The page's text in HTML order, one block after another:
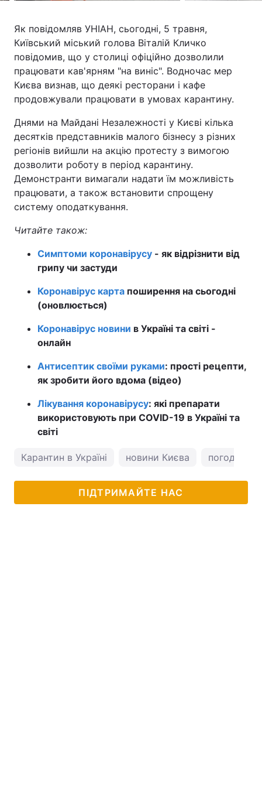
Як повідомляв УНІАН, сьогодні, 5 травня,
Київський міський голова Віталій Кличко
повідомив, що у столиці офіційно дозволили
працювати кав'ярням "на виніс". Водночас мер
Києва визнав, що деякі ресторани і кафе
продовжували працювати в умовах карантину.
Днями на Майдані Незалежності у Києві кілька
десятків представників малого бізнесу з різних
регіонів вийшли на акцію протесту з вимогою
дозволити роботу в період карантину.
Демонстранти вимагали надати їм можливість
працювати, а також встановити спрощену
систему оподаткування.
Читайте також:
Симптоми коронавірусу - як відрізнити від
грипу чи застуди
Коронавірус карта поширення на сьогодні
(оновлюється)
Коронавірус новини в Україні та світі -
онлайн
Антисептик своїми руками: прості рецепти,
як зробити його вдома (відео)
Лікування коронавірусу: які препарати
використовують при COVID-19 в Україні та
світі
Карантин в Україні новини Києва погода у
ПІДТРИМАЙТЕ НАС